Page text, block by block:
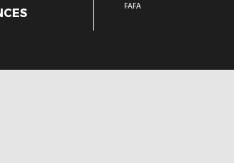
FAFA